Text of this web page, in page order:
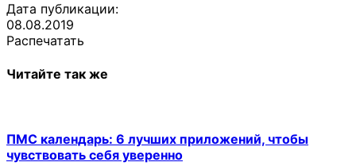
Дата публикации:
08.08.2019
Распечатать
Читайте так же
ПМС календарь: 6 лучших приложений, чтобы
чувствовать себя уверенно